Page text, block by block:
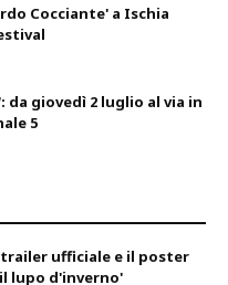
Cocciante' a Ischia
da giovedì 2 luglio al via in
5
trailer ufficiale e il poster
lupo d'inverno'